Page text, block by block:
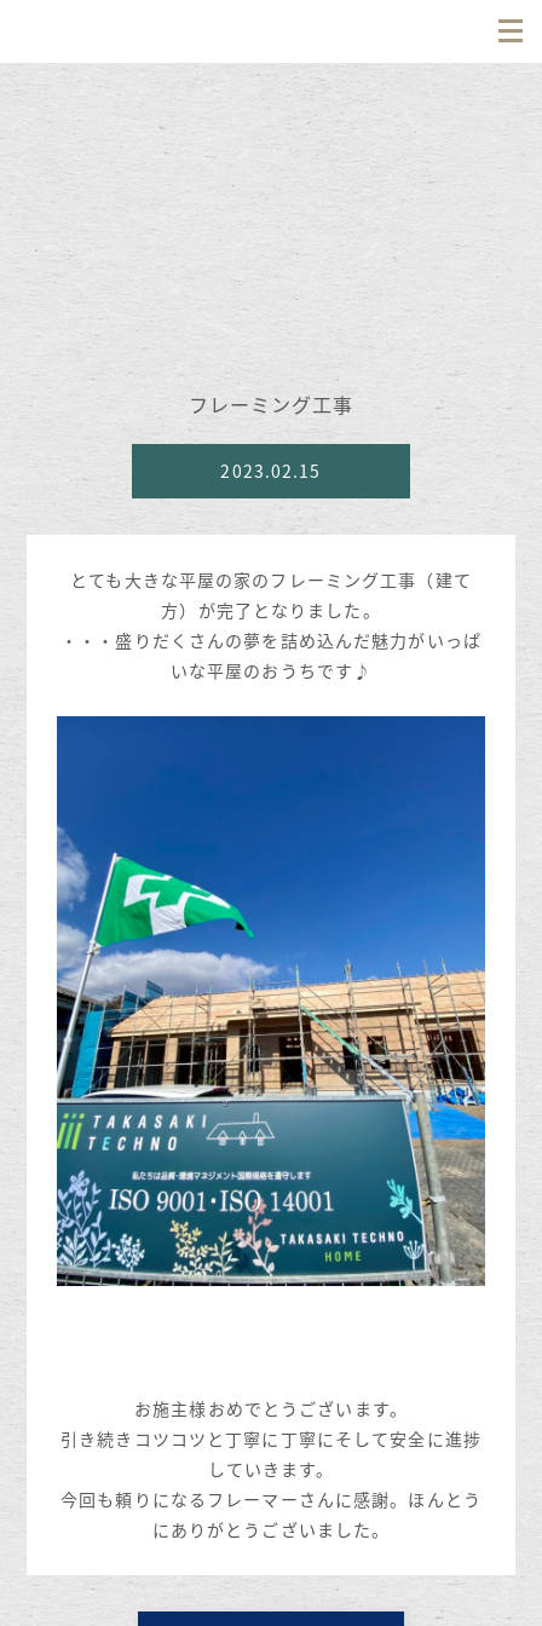
フレーミング工事
2023.02.15
とても大きな平屋の家のフレーミング工事（建て
方）が完了となりました。
・・・盛りだくさんの夢を詰め込んだ魅力がいっぱ
いな平屋のおうちです♪
お施主様おめでとうございます。
引き続きコツコツと丁寧に丁寧にそして安全に進捗
していきます。
今回も頼りになるフレーマーさんに感謝。ほんとう
にありがとうございました。